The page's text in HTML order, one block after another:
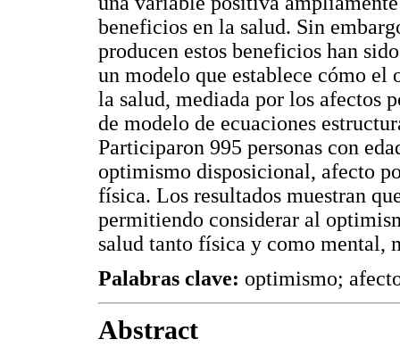
beneficios en la salud. Sin
producen estos beneficios han
un modelo que establece cómo el
la salud, mediada por los afectos
de modelo de ecuaciones
Participaron 995 personas con
optimismo disposicional, afecto
física. Los resultados muestran
permitiendo considerar al
salud tanto física y como mental,
Palabras clave: optimismo;
Abstract